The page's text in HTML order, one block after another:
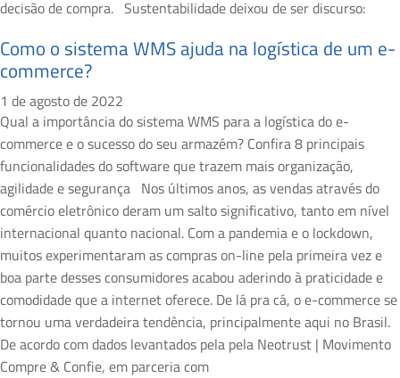
decisão de compra. Sustentabilidade deixou de ser discurso:
Como o sistema WMS ajuda na logística de um e-
commerce?
1 de agosto de 2022
Qual a importância do sistema WMS para a logística do e-
commerce e o sucesso do seu armazém? Confira 8 principais
funcionalidades do software que trazem mais organização,
agilidade e segurança Nos últimos anos, as vendas através do
comércio eletrônico deram um salto significativo, tanto em nível
internacional quanto nacional. Com a pandemia e o lockdown,
muitos experimentaram as compras on-line pela primeira vez e
boa parte desses consumidores acabou aderindo à praticidade e
comodidade que a internet oferece. De lá pra cá, o e-commerce se
tornou uma verdadeira tendência, principalmente aqui no Brasil.
De acordo com dados levantados pela pela Neotrust | Movimento
Compre & Confie, em parceria com